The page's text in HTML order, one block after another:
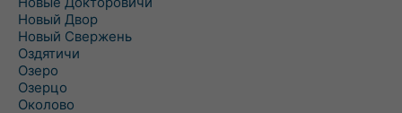
Новый Двор
Новый Свержень
Оздятичи
Озеро
Озерцо
Околово